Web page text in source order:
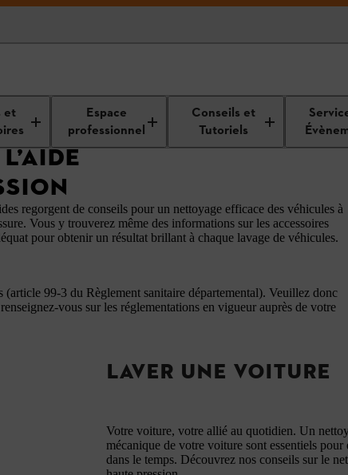
et
Espace
professionnel
Conseils et
Tutoriels
et conseils Nettoyer son véhicule
regorgent de conseils pour un nettoyage efficace des véhicules à
Vous y trouverez même des informations sur les accessoires
pour obtenir un résultat brillant à chaque lavage de véhicules.
(article 99-3 du Règlement sanitaire départemental). Veuillez donc
vous sur les réglementations en vigueur auprès de votre
LAVER UNE VOITURE
Votre voiture, votre allié au quotidien. Un
mécanique de votre voiture sont essentiels
dans le temps. Découvrez nos conseils sur le